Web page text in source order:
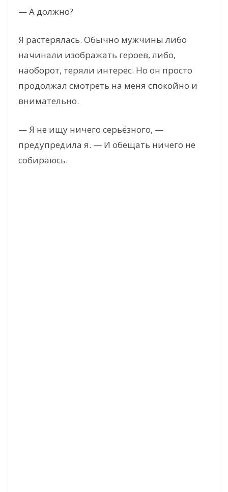
— А должно?
Я растерялась. Обычно мужчины либо
начинали изображать героев, либо,
наоборот, теряли интерес. Но он просто
продолжал смотреть на меня спокойно и
внимательно.
— Я не ищу ничего серьёзного, —
предупредила я. — И обещать ничего не
собираюсь.